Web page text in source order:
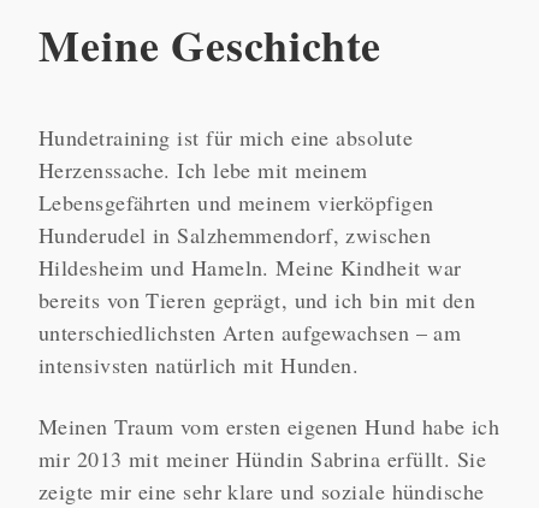
Meine Geschichte
Hundetraining ist für mich eine absolute
Herzenssache. Ich lebe mit meinem
Lebensgefährten und meinem vierköpfigen
Hunderudel in Salzhemmendorf, zwischen
Hildesheim und Hameln. Meine Kindheit war
bereits von Tieren geprägt, und ich bin mit den
unterschiedlichsten Arten aufgewachsen – am
intensivsten natürlich mit Hunden.
Meinen Traum vom ersten eigenen Hund habe ich
mir 2013 mit meiner Hündin Sabrina erfüllt. Sie
zeigte mir eine sehr klare und soziale hündische